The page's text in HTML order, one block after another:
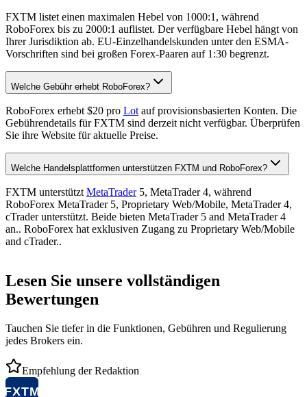
FXTM listet einen maximalen Hebel von 1000:1, während
RoboForex bis zu 2000:1 auflistet. Der verfügbare Hebel hängt von
Ihrer Jurisdiktion ab. EU-Einzelhandelskunden unter den ESMA-
Vorschriften sind bei großen Forex-Paaren auf 1:30 begrenzt.
Welche Gebühr erhebt RoboForex?
RoboForex erhebt $20 pro Lot auf provisionsbasierten Konten. Die
Gebührendetails für FXTM sind derzeit nicht verfügbar. Überprüfen
Sie ihre Website für aktuelle Preise.
Welche Handelsplattformen unterstützen FXTM und RoboForex?
FXTM unterstützt MetaTrader5, MetaTrader 4, während
RoboForex MetaTrader 5, Proprietary Web/Mobile, MetaTrader 4,
cTrader unterstützt. Beide bieten MetaTrader 5 and MetaTrader 4
an.. RoboForex hat exklusiven Zugang zu Proprietary Web/Mobile
and cTrader..
Lesen Sie unsere vollständigen
Bewertungen
Tauchen Sie tiefer in die Funktionen, Gebühren und Regulierung
jedes Brokers ein.
Empfehlung der Redaktion